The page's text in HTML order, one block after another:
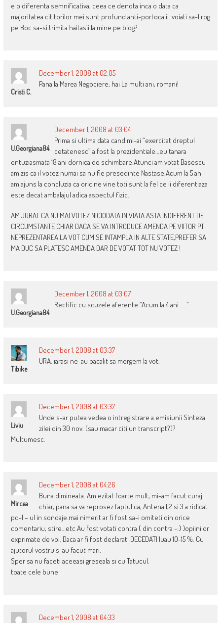
e o diferenta semnificativa, ceea ce denota inca o data ca
majoritatea cititorilor mei sunt profund anti-portocalii. voiati sa-l rog
pe Boc sa-si trimita haitasii la mine pe blog?
Cristi C.
December 1, 2008 at 02:05
Pana la Marea Negociere, hai La multi ani, romani!
U.georgiana84
December 1, 2008 at 03:04
Prima si ultima data cand mi-ai “exercitat dreptul
cetatenesc” a fost la prezidentiale…eu tanara
entuziasmata 18 ani dornica de schimbare.Atunci am votat Basescu
am zis ca il votez numai sa nu fie presedinte Nastase.Acum la 5 ani
am ajuns la concluzia ca oricine vine toti sunt la fel ce ii diferentiaza
este decat ambalajul adica aspectul fizic.
AM JURAT CA NU MAI VOTEZ NICIODATA IN VIATA ASTA INDIFERENT DE
CIRCUMSTANTE CHIAR DACA SE VA INTRODUCE AMENDA PE VIITOR PT
NEPREZENTAREA LA VOT CUM SE INTAMPLA IN ALTE STATE,PREFER SA
MA DUC SA PLATESC AMENDA DAR DE VOTAT TOT NU VOTEZ !
U.georgiana84
December 1, 2008 at 03:07
Rectific cu scuzele aferente “Acum la 4 ani …..”
Tibike
December 1, 2008 at 03:37
URA. iarasi ne-au pacalit sa mergem la vot.
Liviu
December 1, 2008 at 03:37
Unde s-ar putea vedea o intregistrare a emisiunii Sinteza
zilei din 30 nov. (sau macar citi un transcript?)?
Multumesc.
Mircea
December 1, 2008 at 04:26
Buna dimineata. Am ezitat foarte mult, mi-am facut curaj
chiar, pana sa va reprosez faptul ca, Antena 1,2 si 3 a ridicat
pd-l – ul in sondaje.mai nimerit ar fi fost sa-i omiteti din orice
comentariu, stire…etc.Au fost votati contra ( din contra -:) )opiinilor
exprimate de voi. Daca ar fi fost declarati DECEDATI luau 10-15 %. Cu
ajutorul vostru s-au facut mari.
Sper sa nu faceti aceeasi greseala si cu Tatucul.
toate cele bune
December 1, 2008 at 04:33